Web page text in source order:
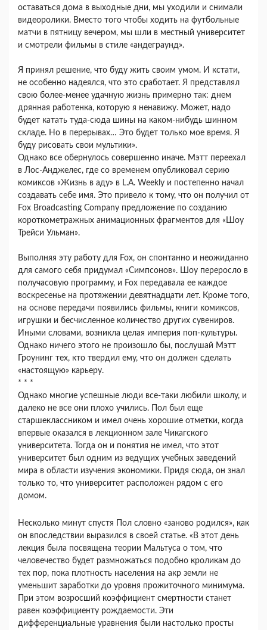
оставаться дома в выходные дни, мы уходили и снимали
видеоролики. Вместо того чтобы ходить на футбольные
матчи в пятницу вечером, мы шли в местный университет
и смотрели фильмы в стиле «андеграунд».
Я принял решение, что буду жить своим умом. И кстати,
не особенно надеялся, что это сработает. Я представлял
свою более-менее удачную жизнь примерно так: днем
дрянная работенка, которую я ненавижу. Может, надо
будет катать туда-сюда шины на каком-нибудь шинном
складе. Но в перерывах… Это будет только мое время. Я
буду рисовать свои мультики».
Однако все обернулось совершенно иначе. Мэтт переехал
в Лос-Анджелес, где со временем опубликовал серию
комиксов «Жизнь в аду» в L.A. Weekly и постепенно начал
создавать себе имя. Это привело к тому, что он получил от
Fox Broadcasting Company предложение по созданию
короткометражных анимационных фрагментов для «Шоу
Трейси Ульман».
Выполняя эту работу для Fox, он спонтанно и неожиданно
для самого себя придумал «Симпсонов». Шоу переросло в
получасовую программу, и Fox передавала ее каждое
воскресенье на протяжении девятнадцати лет. Кроме того,
на основе передачи появились фильмы, книги комиксов,
игрушки и бесчисленное количество других сувениров.
Иными словами, возникла целая империя поп-культуры.
Однако ничего этого не произошло бы, послушай Мэтт
Гроунинг тех, кто твердил ему, что он должен сделать
«настоящую» карьеру.
* * *
Однако многие успешные люди все-таки любили школу, и
далеко не все они плохо учились. Пол был еще
старшеклассником и имел очень хорошие отметки, когда
впервые оказался в лекционном зале Чикагского
университета. Тогда он и понятия не имел, что этот
университет был одним из ведущих учебных заведений
мира в области изучения экономики. Придя сюда, он знал
только то, что университет расположен рядом с его
домом.
Несколько минут спустя Пол словно «заново родился», как
он впоследствии выразился в своей статье. «В этот день
лекция была посвящена теории Мальтуса о том, что
человечество будет размножаться подобно кроликам до
тех пор, пока плотность населения на акр земли не
уменьшит заработки до уровня прожиточного минимума.
При этом возросший коэффициент смертности станет
равен коэффициенту рождаемости. Эти
дифференциальные уравнения были настолько просты